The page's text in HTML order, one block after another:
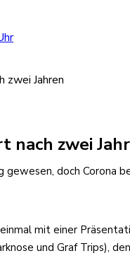
zwei Jahren
nach zwei
gewesen, doch
mit einer
und Graf Trips),